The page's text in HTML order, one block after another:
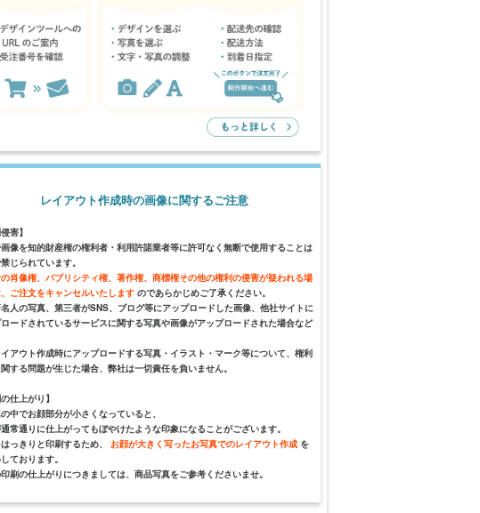
レイアウト作成時の画像に関するご注意
害】
像を知的財産権の権利者・利用許諾業者等に許可なく無断で使用することは
じられています。
肖像権、パブリシティ権、著作権、商標権その他の権利の侵害が疑われる場
ご注文をキャンセルいたします のであらかじめご了承ください。
人の写真、第三者がSNS、ブログ等にアップロードした画像、他社サイトに
ードされているサービスに関する写真や画像がアップロードされた場合など
アウト作成時にアップロードする写真・イラスト・マーク等について、権利
する問題が生じた場合、弊社は一切責任を負いません。
の仕上がり】
中でお顔部分が小さくなっていると、
常通りに仕上がってもぼやけたような印象になることがございます。
っきりと印刷するため、 お顔が大きく写ったお写真でのレイアウト作成 を
ております。
刷の仕上がりにつきましては、商品写真をご参考くださいませ。